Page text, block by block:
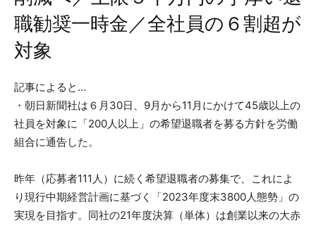
職勧奨一時金／全社員の６割超が
対象
記事によると…
・朝日新聞社は６月30日、9月から11月にかけて45歳以上の
社員を対象に「200人以上」の希望退職者を募る方針を労働
組合に通告した。
昨年（応募者111人）に続く希望退職者の募集で、これによ
り現行中期経営計画に基づく「2023年度末3800人態勢」の
実現を目指す。同社の21年度決算（単体）は創業以来の大赤